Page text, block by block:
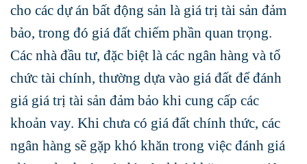
cho các dự án bất động sản là giá trị tài sản đảm
bảo, trong đó giá đất chiếm phần quan trọng.
Các nhà đầu tư, đặc biệt là các ngân hàng và tổ
chức tài chính, thường dựa vào giá đất để đánh
giá giá trị tài sản đảm bảo khi cung cấp các
khoản vay. Khi chưa có giá đất chính thức, các
ngân hàng sẽ gặp khó khăn trong việc đánh giá